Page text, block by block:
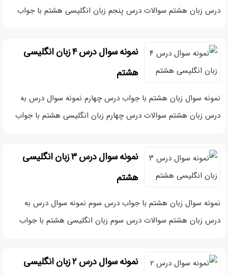
درس زبان هشتم سوالات درس پنجم زبان انگلیسی هشتم با جواب
نمونه سوال درس ۴ زبان انگلیسی
هشتم
نمونه سوال زبان هشتم با جواب درس چهارم نمونه سوال درس به
درس زبان هشتم سوالات درس چهارم زبان انگلیسی هشتم با جواب
نمونه سوال درس ۳ زبان انگلیسی
هشتم
نمونه سوال زبان هشتم با جواب درس سوم نمونه سوال درس به
درس زبان هشتم سوالات درس سوم زبان انگلیسی هشتم با جواب
نمونه سوال درس ۲ زبان انگلیسی